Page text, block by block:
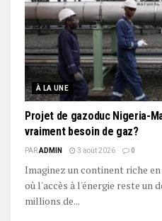
À LA UNE
Projet de gazoduc Nigeria-
vraiment besoin de gaz?
PARADMIN 3 août 2026 0
Imaginez un continent riche
où l'accès à l'énergie reste un
millions de...